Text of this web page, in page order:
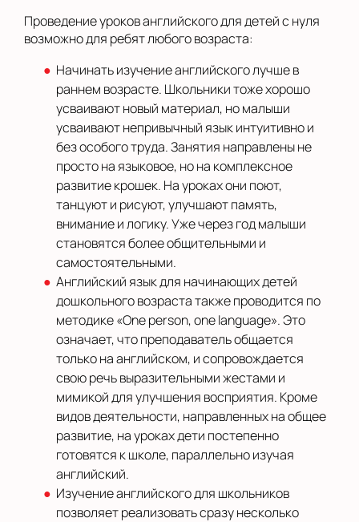
Проведение уроков английского для детей с нуля
возможно для ребят любого возраста:
Начинать изучение английского лучше в
раннем возрасте. Школьники тоже хорошо
усваивают новый материал, но малыши
усваивают непривычный язык интуитивно и
без особого труда. Занятия направлены не
просто на языковое, но на комплексное
развитие крошек. На уроках они поют,
танцуют и рисуют, улучшают память,
внимание и логику. Уже через год малыши
становятся более общительными и
самостоятельными.
Английский язык для начинающих детей
дошкольного возраста также проводится по
методике «One person, one language». Это
означает, что преподаватель общается
только на английском, и сопровождается
свою речь выразительными жестами и
мимикой для улучшения восприятия. Кроме
видов деятельности, направленных на общее
развитие, на уроках дети постепенно
готовятся к школе, параллельно изучая
английский.
Изучение английского для школьников
позволяет реализовать сразу несколько